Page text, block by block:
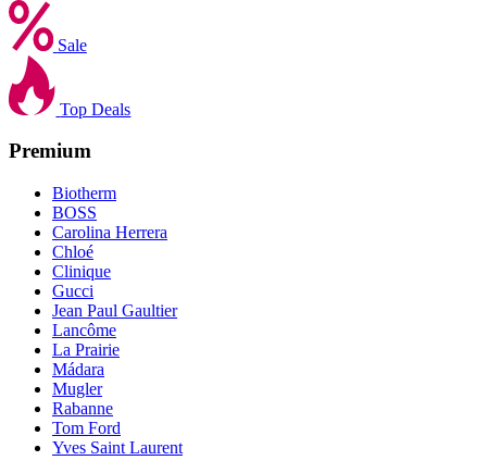
Sale
Top Deals
Premium
Biotherm
BOSS
Carolina Herrera
Chloé
Clinique
Gucci
Jean Paul Gaultier
Lancôme
La Prairie
Mádara
Mugler
Rabanne
Tom Ford
Yves Saint Laurent